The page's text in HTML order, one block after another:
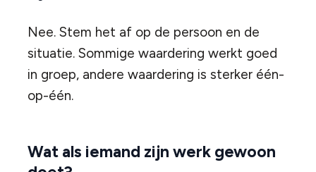
Nee. Stem het af op de persoon en de
situatie. Sommige waardering werkt goed
in groep, andere waardering is sterker één-
op-één.
Wat als iemand zijn werk gewoon